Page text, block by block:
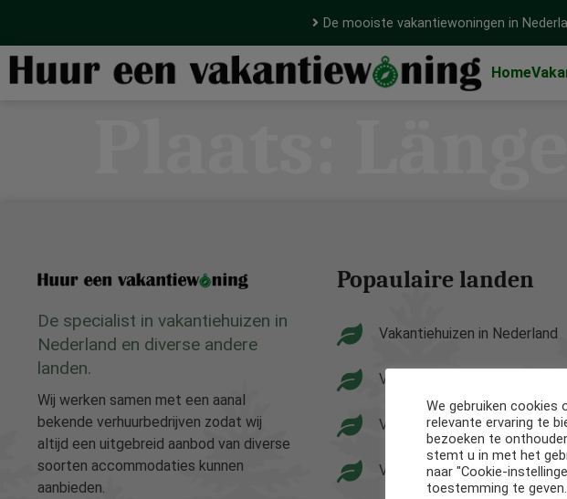
De mooiste vakantiewoningen in
Home
De specialist in vakantiehuizen in
Nederland en diverse andere
landen.
Wij werken samen met een aanal
bekende verhuurbedrijven zodat wij
altijd een uitgebreid aanbod van diverse
soorten accommodaties kunnen
aanbieden.
Popaulaire landen
Vakantiehuizen in Nederland
Vakantiehuizen in België
Vakantiehuizen in Frankrijk
Vakantiehuizen in Spanje
We gebruiken cookies
relevante ervaring te
bezoeken te
stemt u in met het
naar "Cookie-
toestemming te geven.